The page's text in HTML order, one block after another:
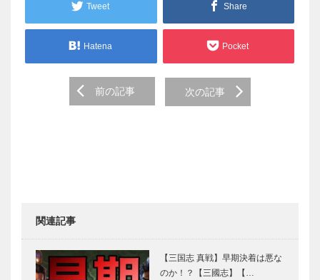
Tweet Share
Hatena Pocket
navigation
前の記事 次の記事
関連記事
【三国志 真戦】早期決着は悪な
のか！？【三國志】【…